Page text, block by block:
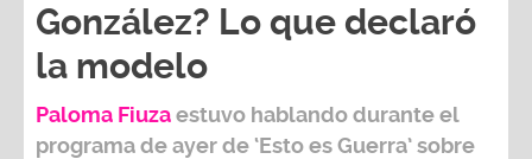
González? Lo que declaró
la modelo
Paloma Fiuzaestuvo hablando durante el
programa de ayer de ‘Esto es Guerra’ sobre